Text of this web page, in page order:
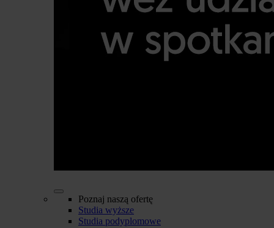
Poznaj naszą ofertę
Studia wyższe
Studia podyplomowe